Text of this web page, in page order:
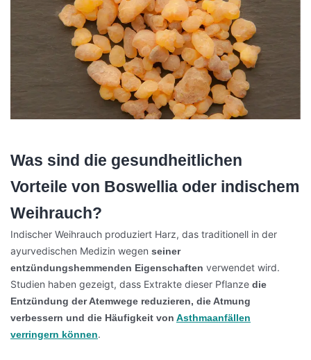
Was sind die gesundheitlichen
Vorteile von Boswellia oder indischem
Weihrauch?
Indischer Weihrauch produziert Harz, das traditionell in der
ayurvedischen Medizin wegen seiner
entzündungshemmenden Eigenschaften verwendet wird.
Studien haben gezeigt, dass Extrakte dieser Pflanze die
Entzündung der Atemwege reduzieren, die Atmung
verbessern und die Häufigkeit von Asthmaanfällen
verringern können.